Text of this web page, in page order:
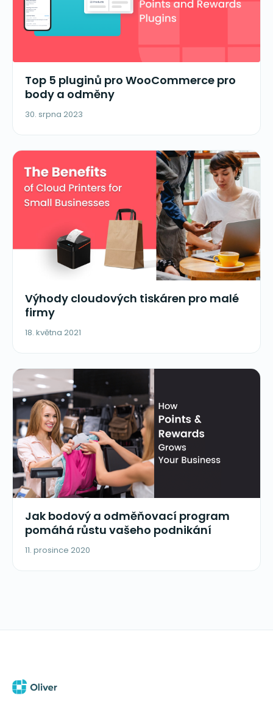
Top 5 pluginů pro WooCommerce pro
body a odměny
30. srpna 2023
Výhody cloudových tiskáren pro malé
firmy
18. května 2021
Jak bodový a odměňovací program
pomáhá růstu vašeho podnikání
11. prosince 2020